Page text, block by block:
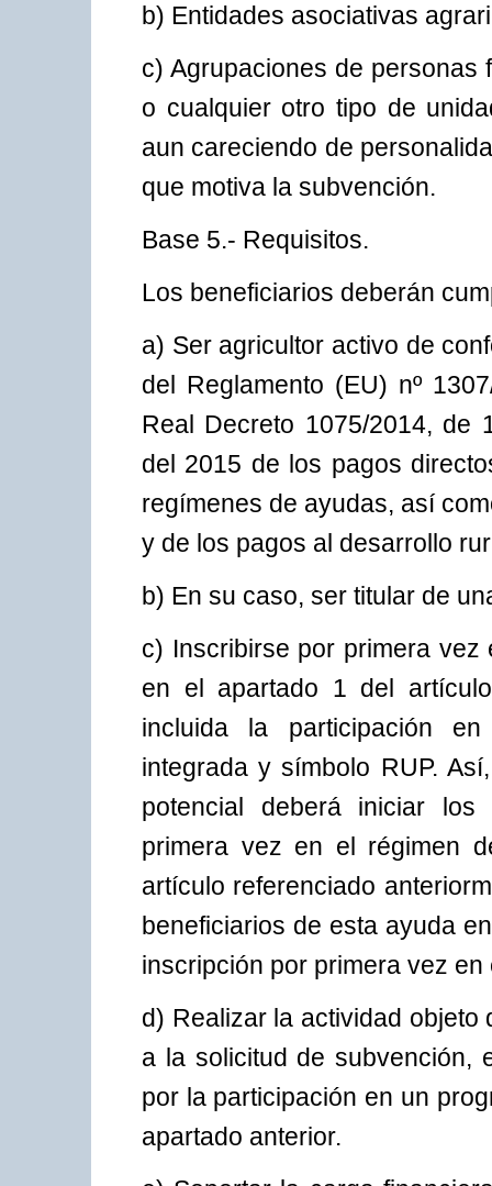
b) Entidades asociativas
c) Agrupaciones de
o cualquier otro tipo de
aun careciendo de
que motiva la subvención.
Base 5.- Requisitos.
Los beneficiarios deberán
a) Ser agricultor activo de
del Reglamento (EU) nº
Real Decreto 1075/2014, de
del 2015 de los pagos
regímenes de ayudas, así
y de los pagos al desarrollo
b) En su caso, ser titular de
c) Inscribirse por primera
en el apartado 1 del
incluida la participación
integrada y símbolo RUP.
potencial deberá iniciar los
primera vez en el régimen
artículo referenciado
beneficiarios de esta ayuda
inscripción por primera vez
d) Realizar la actividad
a la solicitud de subvención,
por la participación en un
apartado anterior.